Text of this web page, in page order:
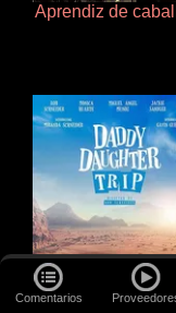
Comentarios
Aprendiz de